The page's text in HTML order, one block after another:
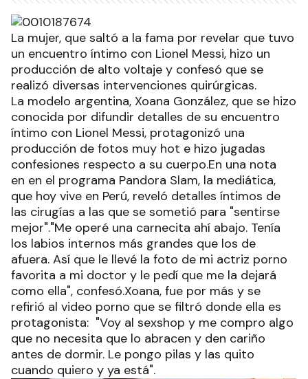
La mujer, que saltó a la fama por revelar que tuvo
un encuentro íntimo con Lionel Messi, hizo un
producción de alto voltaje y confesó que se
realizó diversas intervenciones quirúrgicas.
La modelo argentina, Xoana González, que se hizo
conocida por difundir detalles de su encuentro
íntimo con Lionel Messi, protagonizó una
producción de fotos muy hot e hizo jugadas
confesiones respecto a su cuerpo.En una nota
en en el programa Pandora Slam, la mediática,
que hoy vive en Perú, reveló detalles íntimos de
las cirugías a las que se sometió para "sentirse
mejor"."Me operé una carnecita ahí abajo. Tenía
los labios internos más grandes que los de
afuera. Así que le llevé la foto de mi actriz porno
favorita a mi doctor y le pedí que me la dejará
como ella", confesó.Xoana, fue por más y se
refirió al video porno que se filtró donde ella es
protagonista: "Voy al sexshop y me compro algo
que no necesita que lo abracen y den cariño
antes de dormir. Le pongo pilas y las quito
cuando quiero y ya está".